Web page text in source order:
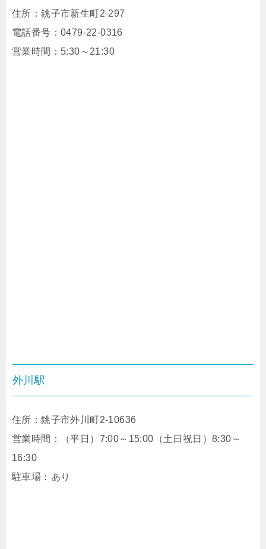
住所：銚子市新生町2-297
電話番号： 0479-22-0316
営業時間：5:30～21:30
外川駅
住所：銚子市外川町2-10636
営業時間：（平日）7:00～15:00（土日祝日）8:30～
16:30
駐車場：あり